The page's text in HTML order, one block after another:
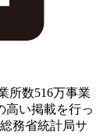
所数516万事業
高い掲載を行っ
務省統計局サ